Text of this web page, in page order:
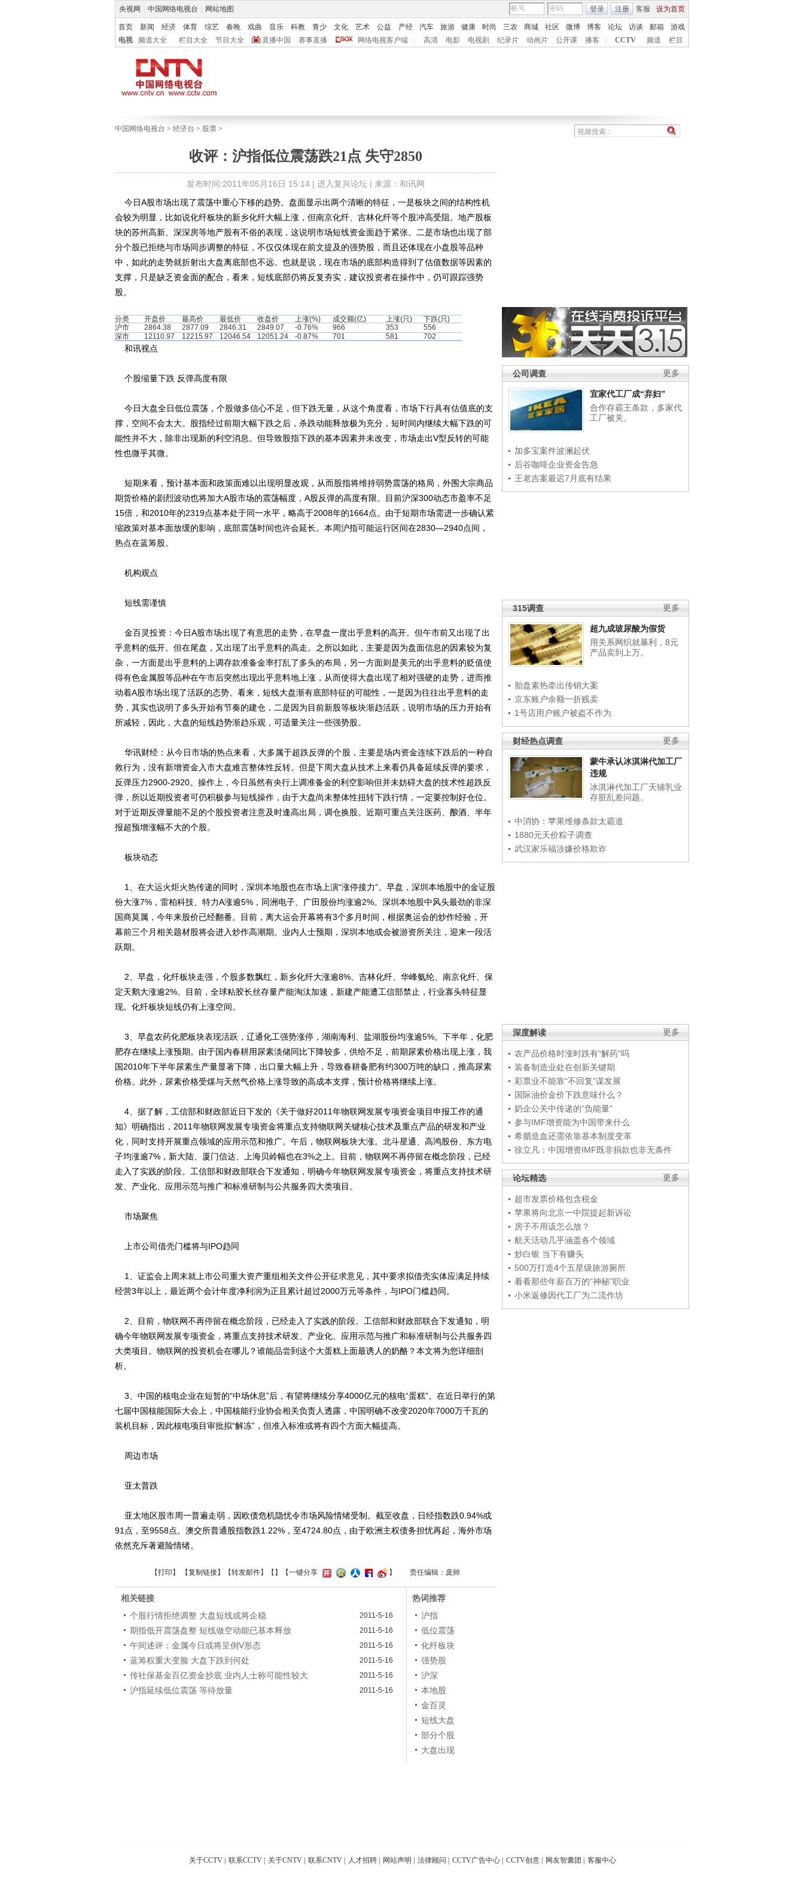
央视网 中国网络电视台 网站地图 客服 设为首页
登录 注册
首页 新闻 经济 体育 综艺 春晚 戏曲 音乐 科教 青少 文化 艺术 公益 产经 汽车 旅游 健康 时尚 三农 商城 社区 微博 博客 论坛 访谈 邮箱
游戏
电视
频道大全 栏目大全 节目大全 直播中国 赛事直播 网络电视客户端 高清 电影 电视剧 纪录片 动画片 公开课 播客 CCTV 频道 栏目
中国网络电视台 > 经济台 > 股票 >
收评：沪指低位震荡跌21点 失守2850
发布时间:2011年05月16日 15:14 | 进入复兴论坛| 来源：和讯网
更多
公司调查
宜家代工厂成“弃妇”
合作存霸王条款，多家代
工厂被关。
加多宝案件波澜起伏
后谷咖啡企业资金告急
王老吉案最迟7月底有结果
更多
315调查
超九成玻尿酸为假货
用关系网织就暴利，8元
产品卖到上万。
胎盘素热牵出传销大案
京东账户余额一折贱卖
1号店用户账户被盗不作为
更多
财经热点调查
蒙牛承认冰淇淋代加工厂
违规
冰淇淋代加工厂天辅乳业
存脏乱差问题。
中消协：苹果维修条款太霸道
1880元天价粽子调查
武汉家乐福涉嫌价格欺诈
更多
深度解读
农产品价格时涨时跌有“解药”吗
装备制造业处在创新关键期
彩票业不能靠“不回复”谋发展
国际油价金价下跌意味什么？
奶企公关中传递的“负能量”
参与IMF增资能为中国带来什么
希腊造血还需依靠基本制度变革
徐立凡：中国增资IMF既非捐款也非无条件
更多
论坛精选
超市发票价格包含税金
苹果将向北京一中院提起新诉讼
房子不用该怎么放？
航天活动几乎涵盖各个领域
炒白银 当下有赚头
500万打造4个五星级旅游厕所
看看那些年薪百万的“神秘”职业
小米返修因代工厂为二流作坊
今日A股市场出现了震荡中重心下移的趋势。盘面显示出两个清晰的特征，一是板块之间的结构性机
会较为明显，比如说化纤板块的新乡化纤大幅上涨，但南京化纤、吉林化纤等个股冲高受阻。地产股板
块的苏州高新、深深房等地产股有不俗的表现，这说明市场短线资金面趋于紧张。二是市场也出现了部
分个股已拒绝与市场同步调整的特征，不仅仅体现在前文提及的强势股，而且还体现在小盘股等品种
中，如此的走势就折射出大盘离底部也不远。也就是说，现在市场的底部构造得到了估值数据等因素的
支撑，只是缺乏资金面的配合，看来，短线底部仍将反复夯实，建议投资者在操作中，仍可跟踪强势
股。
分类 开盘价 最高价 最低价 收盘价 上涨(%) 成交额(亿) 上涨(只)
下跌(只)
沪市
2864.38 2877.09 2846.31 2849.07 -0.76% 966 353
556
深市
12110.97 12215.97 12046.54 12051.24 -0.87% 701 581 702
和讯视点
个股缩量下跌 反弹高度有限
今日大盘全日低位震荡，个股做多信心不足，但下跌无量，从这个角度看，市场下行具有估值底的支
撑，空间不会太大。股指经过前期大幅下跌之后，杀跌动能释放极为充分，短时间内继续大幅下跌的可
能性并不大，除非出现新的利空消息。但导致股指下跌的基本因素并未改变，市场走出V型反转的可能
性也微乎其微。
短期来看，预计基本面和政策面难以出现明显改观，从而股指将维持弱势震荡的格局，外围大宗商品
期货价格的剧烈波动也将加大A股市场的震荡幅度，A股反弹的高度有限。目前沪深300动态市盈率不足
15倍，和2010年的2319点基本处于同一水平，略高于2008年的1664点。由于短期市场需进一步确认紧
缩政策对基本面放缓的影响，底部震荡时间也许会延长。本周沪指可能运行区间在2830—2940点间，
热点在蓝筹股。
机构观点
短线需谨慎
金百灵投资：今日A股市场出现了有意思的走势，在早盘一度出乎意料的高开。但午市前又出现了出
乎意料的低开。但在尾盘，又出现了出乎意料的高走。之所以如此，主要是因为盘面信息的因素较为复
杂，一方面是出乎意料的上调存款准备金率打乱了多头的布局，另一方面则是美元的出乎意料的贬值使
得有色金属股等品种在午市后突然出现出乎意料地上涨，从而使得大盘出现了相对强硬的走势，进而推
动着A股市场出现了活跃的态势。看来，短线大盘渐有底部特征的可能性，一是因为往往出乎意料的走
势，其实也说明了多头开始有节奏的建仓，二是因为目前新股等板块渐趋活跃，说明市场的压力开始有
所减轻，因此，大盘的短线趋势渐趋乐观，可适量关注一些强势股。
华讯财经：从今日市场的热点来看，大多属于超跌反弹的个股，主要是场内资金连续下跌后的一种自
救行为，没有新增资金入市大盘难言整体性反转。但是下周大盘从技术上来看仍具备延续反弹的要求，
反弹压力2900-2920。操作上，今日虽然有央行上调准备金的利空影响但并未妨碍大盘的技术性超跌反
弹，所以近期投资者可仍积极参与短线操作，由于大盘尚未整体性扭转下跌行情，一定要控制好仓位。
对于近期反弹量能不足的个股投资者注意及时逢高出局，调仓换股。近期可重点关注医药、酿酒、半年
报超预增涨幅不大的个股。
板块动态
1、在大运火炬火热传递的同时，深圳本地股也在市场上演“涨停接力”。早盘，深圳本地股中的金证股
份大涨7%，雷柏科技、特力A涨逾5%，同洲电子、广田股份均涨逾2%。深圳本地股中风头最劲的非深
国商莫属，今年来股价已经翻番。目前，离大运会开幕将有3个多月时间，根据奥运会的炒作经验，开
幕前三个月相关题材股将会进入炒作高潮期。业内人士预期，深圳本地或会被游资所关注，迎来一段活
跃期。
2、早盘，化纤板块走强，个股多数飘红，新乡化纤大涨逾8%、吉林化纤、华峰氨纶、南京化纤、保
定天鹅大涨逾2%。目前，全球粘胶长丝存量产能淘汰加速，新建产能遭工信部禁止，行业寡头特征显
现。化纤板块短线仍有上涨空间。
3、早盘农药化肥板块表现活跃，辽通化工强势涨停，湖南海利、盐湖股份均涨逾5%。下半年，化肥
肥存在继续上涨预期。由于国内春耕用尿素淡储同比下降较多，供给不足，前期尿素价格出现上涨，我
国2010年下半年尿素生产量显著下降，出口量大幅上升，导致春耕备肥有约300万吨的缺口，推高尿素
价格。此外，尿素价格受煤与天然气价格上涨导致的高成本支撑，预计价格将继续上涨。
4、据了解，工信部和财政部近日下发的《关于做好2011年物联网发展专项资金项目申报工作的通
知》明确指出，2011年物联网发展专项资金将重点支持物联网关键核心技术及重点产品的研发和产业
化，同时支持开展重点领域的应用示范和推广。午后，物联网板块大涨。北斗星通、高鸿股份、东方电
子均涨逾7%，新大陆、厦门信达、上海贝岭幅也在3%之上。目前，物联网不再停留在概念阶段，已经
走入了实践的阶段。工信部和财政部联合下发通知，明确今年物联网发展专项资金，将重点支持技术研
发、产业化、应用示范与推广和标准研制与公共服务四大类项目。
市场聚焦
上市公司借壳门槛将与IPO趋同
1、证监会上周末就上市公司重大资产重组相关文件公开征求意见，其中要求拟借壳实体应满足持续
经营3年以上，最近两个会计年度净利润为正且累计超过2000万元等条件，与IPO门槛趋同。
2、目前，物联网不再停留在概念阶段，已经走入了实践的阶段。工信部和财政部联合下发通知，明
确今年物联网发展专项资金，将重点支持技术研发、产业化、应用示范与推广和标准研制与公共服务四
大类项目。物联网的投资机会在哪儿？谁能品尝到这个大蛋糕上面最诱人的奶酪？本文将为您详细剖
析。
3、中国的核电企业在短暂的“中场休息”后，有望将继续分享4000亿元的核电“蛋糕”。在近日举行的第
七届中国核能国际大会上，中国核能行业协会相关负责人透露，中国明确不改变2020年7000万千瓦的
装机目标，因此核电项目审批拟“解冻”，但准入标准或将有四个方面大幅提高。
周边市场
亚太普跌
亚太地区股市周一普遍走弱，因欧债危机隐忧令市场风险情绪受制。截至收盘，日经指数跌0.94%或
91点，至9558点。澳交所普通股指数跌1.22%，至4724.80点，由于欧洲主权债务担忧再起，海外市场
依然充斥著避险情绪。
【打印 】 【复制链接】【转发邮件】【 】 【一键分享 】 责任编辑：庞帅
相关链接
个股行情拒绝调整 大盘短线或将企稳
2011-5-16
期指低开震荡盘整 短线做空动能已基本释放 2011-5-16
午间述评：金属今日或将呈倒V形态 2011-5-16
蓝筹权重大变脸 大盘下跌到何处 2011-5-16
传社保基金百亿资金抄底 业内人士称可能性较大 2011-5-16
沪指延续低位震荡 等待放量 2011-5-16
热词推荐
沪指
低位震荡
化纤板块
强势股
沪深
本地股
金百灵
短线大盘
部分个股
大盘出现
关于CCTV 联系CCTV 关于CNTV 联系CNTV 人才招聘 网站声明 法律顾问 CCTV广告中心 CCTV创意 网友智囊团 客服中心